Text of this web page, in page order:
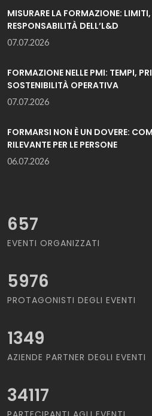
MISURARE LA FORMAZIONE: LIMITI,
RESPONSABILITÀ DELL’L&D
07.07.2026
FORMAZIONE NELLE PMI: TEMPI,
SOSTENIBILITÀ OPERATIVA
07.07.2026
FORMARSI NON È UN DOVERE:
RILEVANTE PER LE PERSONE
06.07.2026
657
EVENTI ORGANIZZATI
5976
PROTAGONISTI DEGLI EVENTI
1349
AZIENDE PARTNER DEGLI EVENTI
34117